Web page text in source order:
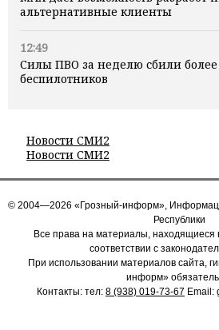
альтернативные клиенты
12:49
Силы ПВО за неделю сбили более
беспилотников
Новости СМИ2
Новости СМИ2
© 2004—2026 «Грозный-информ»,
Республики
Все права на материалы, находящиеся
соответствии с
При использовании материалов сайта,
информ»
Контакты: тел: 8 (938) 019-73-67 Email: